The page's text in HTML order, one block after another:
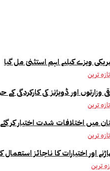
ویزے کیلیے اہم استثنیٰ مل گیا
تازہ ترین
تازہ ترین
میں اختلافات شدت اختیار کر گئے
تازہ ترین
ترین